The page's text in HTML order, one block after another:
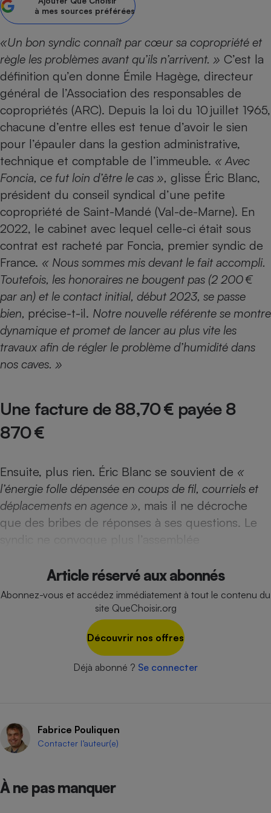
à mes sources préférées
«Un bon syndic connaît par cœur sa copropriété et
règle les problèmes avant qu’ils n’arrivent. » C’est la
définition qu’en donne Émile Hagège, directeur
général de l’Association des responsables de
copropriétés (ARC). Depuis la loi du 10 juillet 1965,
chacune d’entre elles est tenue d’avoir le sien
pour l’épauler dans la gestion administrative,
technique et comptable de l’immeuble. « Avec
Foncia, ce fut loin d’être le cas », glisse Éric Blanc,
président du conseil syndical d’une petite
copropriété de Saint-Mandé (Val-de-Marne). En
2022, le cabinet avec lequel celle-ci était sous
contrat est racheté par Foncia, premier syndic de
France. « Nous sommes mis devant le fait accompli.
Toutefois, les honoraires ne bougent pas (2 200 €
par an) et le contact initial, début 2023, se passe
bien, précise-t-il. Notre nouvelle référente se montre
dynamique et promet de lancer au plus vite les
travaux afin de régler le problème d’humidité dans
nos caves. »
Une facture de 88,70 € payée 8
870 €
Ensuite, plus rien. Éric Blanc se souvient de «
l’énergie folle dépensée en coups de fil, courriels et
déplacements en agence », mais il ne décroche
que des bribes de réponses à ses questions. Le
syndic ne convoque plus l’assemblée
Article réservé aux abonnés
Abonnez-vous et accédez immédiatement à tout le contenu du
site QueChoisir.org
Découvrir nos offres
Déjà abonné ? Se connecter
Fabrice Pouliquen
Contacter l’auteur(e)
À ne pas manquer
alimentaire
bouteille
Assurance emprunteur
Banque
Lave-linge
Plaque de cuisson à
induction
Téléviseur
Téléphone mobile -
Smartphone
Antivirus
Matelas
Radiateur électrique
Mutuelle
Antimoustique